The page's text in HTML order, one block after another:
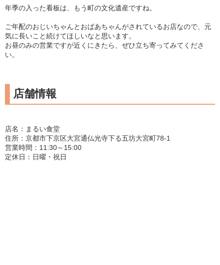
年季の入った看板は、もう町の文化遺産ですね。
ご年配のおじいちゃんとおばあちゃんがされているお店なので、元
気に長いこと続けてほしいなと思います。
お昼のみの営業ですが近くにきたら、ぜひ立ち寄ってみてくださ
い。
店舗情報
店名：まるい食堂
住所：京都市下京区大宮通仏光寺下る五坊大宮町78-1
営業時間：11:30～15:00
定休日：日曜・祝日